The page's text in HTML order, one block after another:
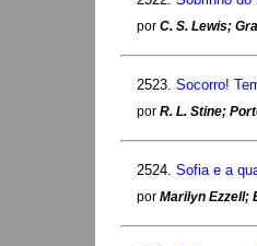
por C. S. Lewis;
2523. Socorro!
por R. L. Stine;
2524. Sofia e a
por Marilyn Ezzell;